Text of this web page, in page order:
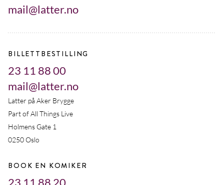
mail@latter.no
BILLETTBESTILLING
23 11 88 00
mail@latter.no
Latter på Aker Brygge
Part of All Things Live
Holmens Gate 1
0250 Oslo
BOOK EN KOMIKER
23 11 88 20